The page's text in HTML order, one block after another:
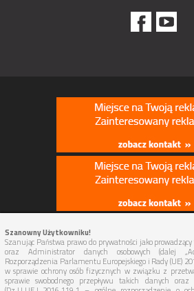
Szanowny Użytkowniku!
Szanując Państwa prawo do prywatności jako prowadzący
oraz Administrator danych osobowych (dalej
Rozporządzenia Parlamentu Europejskiego i Rady (UE)
w sprawie ochrony osób fizycznych w związku z
sprawie swobodnego przepływu takich danych